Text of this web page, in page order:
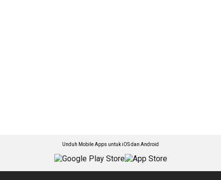
Unduh Mobile Apps untuk iOS dan Android